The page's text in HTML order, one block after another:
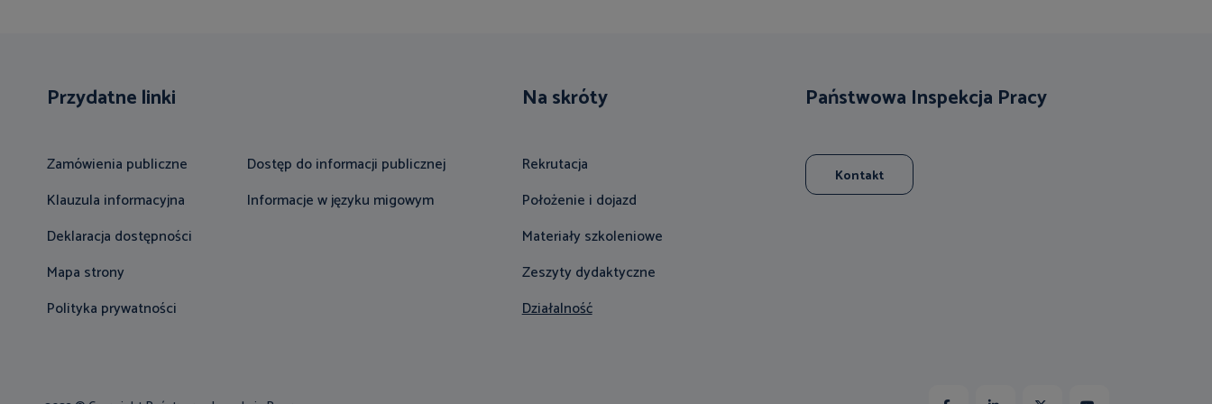
Przydatne linki
Zamówienia publiczne
Klauzula informacyjna
Deklaracja dostępności
Mapa strony
Polityka prywatności
Dostęp do informacji publicznej
Informacje w języku migowym
Na skróty
Rekrutacja
Położenie i dojazd
Materiały szkoleniowe
Zeszyty dydaktyczne
Działalność
Państwowa Inspekcja Pracy
Kontakt